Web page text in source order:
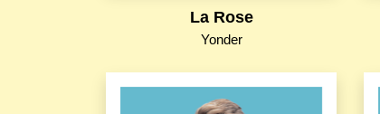
La Rose
Yonder